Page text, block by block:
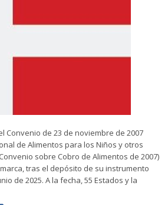
Convenio de 23 de noviembre de 2007
de Alimentos para los Niños y otros
sobre Cobro de Alimentos de 2007)
tras el depósito de su instrumento
de 2025. A la fecha, 55 Estados y la